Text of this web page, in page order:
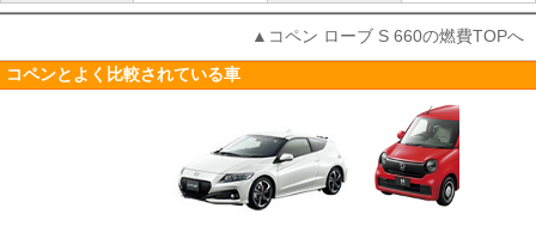
▲コペン ローブ S 660の燃費TOPへ
コペンとよく比較されている車